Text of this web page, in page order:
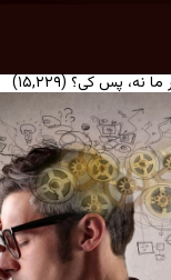
ما نه، پس کی؟ (۱۵,۲۲۹)